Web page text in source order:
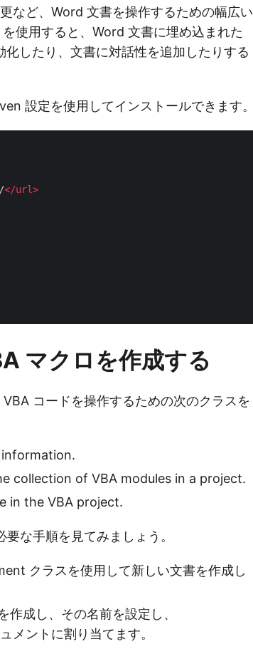
など、Word 文書を操作するための幅広い
使用すると、Word 文書に埋め込まれた
したり、文書に対話性を追加したりする
設定を使用してインストールできます。
</url>
マクロを作成する
コードを操作するための次のクラスを
collection of VBA modules in a project.
in the VBA project.
な手順を見てみましょう。
クラスを使用して新しい文書を作成し
成し、その名前を設定し、
メントに割り当てます。